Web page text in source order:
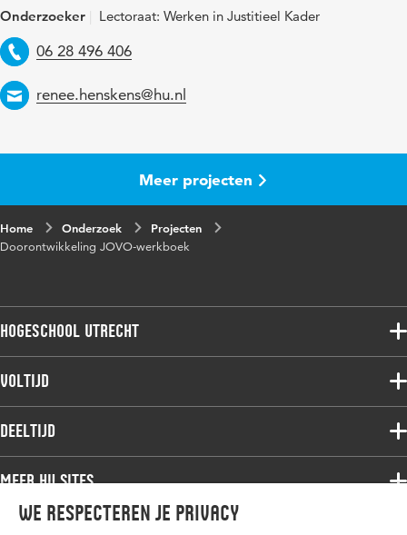
We respecteren je privacy
Onderzoeker Lectoraat: Werken in Justitieel Kader
Telefoon
06 28 496 406
Email
renee.henskens@hu.nl
Meer projecten
Home Onderzoek
Projecten
Doorontwikkeling JOVO-werkboek
Hogeschool Utrecht
Voltijdopleidingen
Deeltijdopleidingen
Onderzoek
Werken bij de HU
Voltijd
Associate degree
Bachelor
Master
Studiekeuze voltijd
Deeltijd
Associate degree
Bachelor
Meer HU sites
HU International